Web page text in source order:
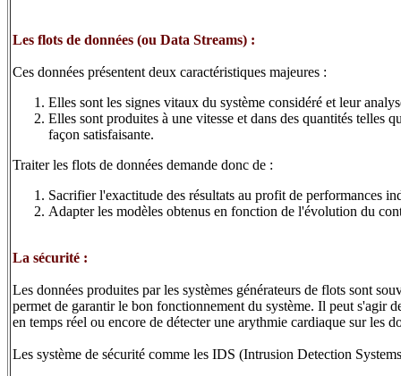
Les flots de données (ou Data Streams) :
Ces données présentent deux caractéristiques majeures :
Elles sont les signes vitaux du système considéré et leur
Elles sont produites à une vitesse et dans des quantités telles
façon satisfaisante.
Traiter les flots de données demande donc de :
Sacrifier l'exactitude des résultats au profit de performances
Adapter les modèles obtenus en fonction de l'évolution du
La sécurité :
Les données produites par les systèmes générateurs de flots sont
permet de garantir le bon fonctionnement du système. Il peut s'agir
en temps réel ou encore de détecter une arythmie cardiaque sur les
Les système de sécurité comme les IDS (Intrusion Detection